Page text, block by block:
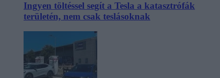
Ingyen töltéssel segít a Tesla a katasztrófák
területén, nem csak teslásoknak